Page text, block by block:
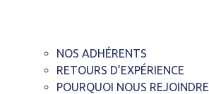
NOS ADHÉRENTS
RETOURS D’EXPÉRIENCE
POURQUOI NOUS REJOINDRE